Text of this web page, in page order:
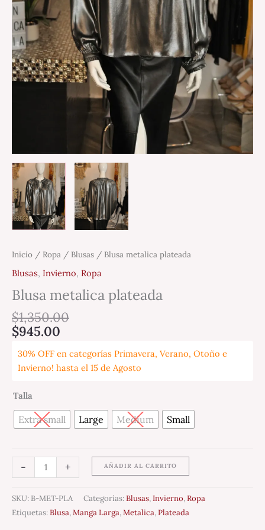
Inicio / Ropa / Blusas / Blusa metalica plateada
Blusas, Invierno, Ropa
Blusa metalica plateada
$1,350.00
$945.00
30% OFF en categorías Primavera, Verano, Otoño e
Invierno! hasta el 15 de Agosto
Talla
Extra small Large Medium Small
- + AÑADIR AL CARRITO
SKU: B-MET-PLA Categorías:Blusas,Invierno,Ropa
Etiquetas:Blusa,Manga Larga,Metalica,Plateada